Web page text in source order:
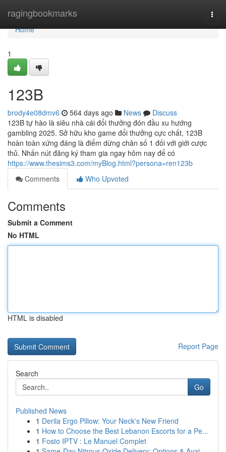
ragingbookmarks
Home
Home
1
123B
brody4e08dmv6 564 days ago News
Discuss
123B tự hào là siêu nhà cái đổi thưởng đón đầu xu hướng
gambling 2025. Sở hữu kho game đổi thưởng cực chất, 123B
hoàn toàn xứng đáng là điểm dừng chân số 1 đối với giới cược
thủ. Nhấn nút đăng ký tham gia ngay hôm nay để có
https://www.thesims3.com/myBlog.html?persona=ren123b
Comments
Who Upvoted
Comments
Submit a Comment
No HTML
HTML is disabled
Report Page
Search
Go
Published News
1 Derila Ergo Pillow: Your Neck's New Friend
1 How to Choose the Best Lebanon Escorts for a Pe...
1 Fosto IPTV : Le Manuel Complet